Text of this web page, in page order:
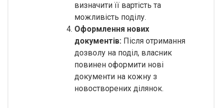
визначити її вартість та
можливість поділу.
Оформлення нових
документів: Після отримання
дозволу на поділ, власник
повинен оформити нові
документи на кожну з
новостворених ділянок.